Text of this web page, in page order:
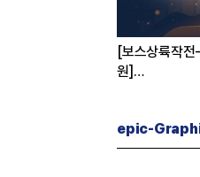
투자 받은 진짜 이유는
[
epic-